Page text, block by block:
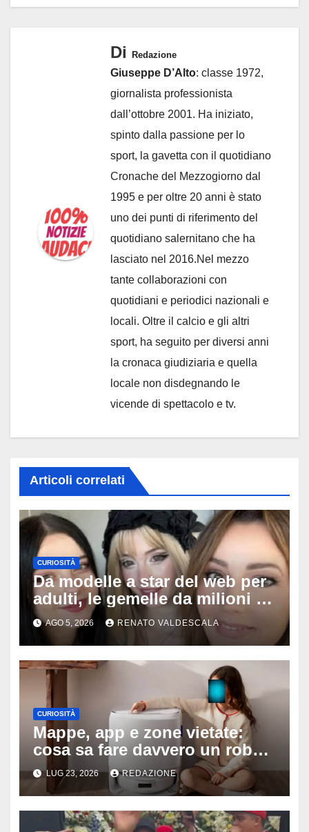
Di Redazione
Giuseppe D’Alto: classe 1972,
giornalista professionista
dall’ottobre 2001. Ha iniziato,
spinto dalla passione per lo
sport, la gavetta con il quotidiano
Cronache del Mezzogiorno dal
1995 e per oltre 20 anni è stato
uno dei punti di riferimento del
quotidiano salernitano che ha
lasciato nel 2016.Nel mezzo
tante collaborazioni con
quotidiani e periodici nazionali e
locali. Oltre il calcio e gli altri
sport, ha seguito per diversi anni
la cronaca giudiziaria e quella
locale non disdegnando le
vicende di spettacolo e tv.
Articoli correlati
CURIOSITÀ
Da modelle a star del web per
adulti, le gemelle da milioni di
follower sorprendono tutti:
‘Nostra madre ci fotografa e ci
sostiene’
AGO 5, 2026 RENATO VALDESCALA
CURIOSITÀ
Mappe, app e zone vietate:
cosa sa fare davvero un robot
aspirapolvere oggi
LUG 23, 2026 REDAZIONE